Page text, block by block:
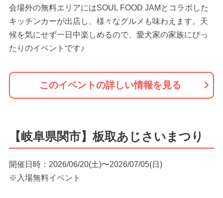
会場外の無料エリアにはSOUL FOOD JAMとコラボした
キッチンカーが出店し、様々なグルメも味わえます。天
候を気にせず一日中楽しめるので、愛犬家の家族にぴっ
たりのイベントです♪
このイベントの詳しい情報を見る
【岐阜県関市】板取あじさいまつり
開催日時：2026/06/20(土)〜2026/07/05(日)
※入場無料イベント